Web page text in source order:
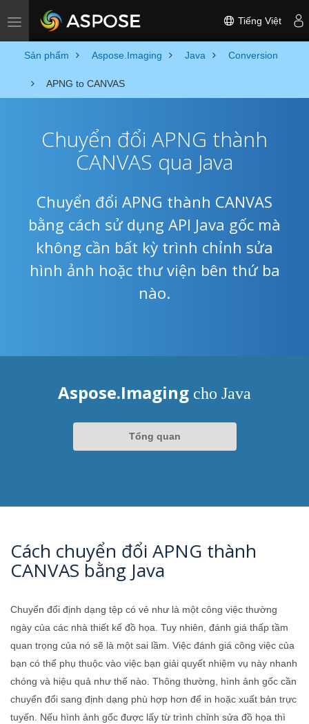
Toggle navigation Tiếng Việt
Sản phẩm Aspose.Imaging Java Conversion
APNG to CANVAS
Chuyển đổi APNG thành
CANVAS qua Java
Chuyển đổi APNG thành CANVAS
bằng cách sử dụng API Java gốc mà
không cần bất kỳ trình chỉnh sửa
hình ảnh hoặc thư viện bên thứ ba
nào.
Aspose.Imaging cho Java
Tổng quan
Cách chuyển đổi APNG thành
CANVAS bằng Java
Chuyển đổi định dạng tệp có vẻ như là một công việc thường
ngày của các nhà thiết kế đồ họa. Tuy nhiên, đánh giá thấp tầm
quan trọng của nó sẽ là một sai lầm. Việc đánh giá công việc của
bạn có thể phụ thuộc vào việc bạn giải quyết nhiệm vụ này nhanh
chóng và hiệu quả như thế nào. Thông thường, hình ảnh gốc cần
chuyển đổi sang định dạng phù hợp hơn để in hoặc xuất bản trực
tuyến. Nếu hình ảnh gốc được lấy từ trình chỉnh sửa đồ họa thì